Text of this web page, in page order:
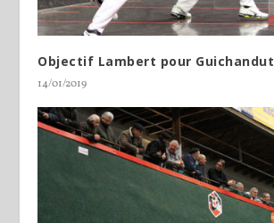
Objectif Lambert pour Guichandut
14/01/2019